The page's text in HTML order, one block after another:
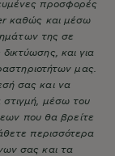
προσφορές
καθώς και μέσω
της σε
και για
μας.
σας και να
στιγμή, μέσω του
που θα βρείτε
περισσότερα
σας και τα